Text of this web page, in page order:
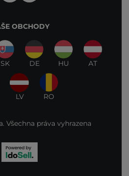
OBCHODY
SK DE HU AT
LV RO
Všechna práva vyhrazena